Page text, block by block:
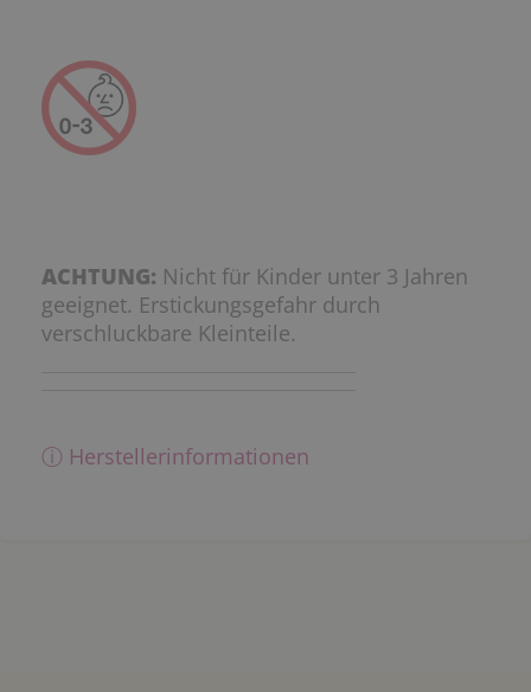
ACHTUNG: Nicht für Kinder unter 3 Jahren
geeignet. Erstickungsgefahr durch
verschluckbare Kleinteile.
ⓘ Herstellerinformationen